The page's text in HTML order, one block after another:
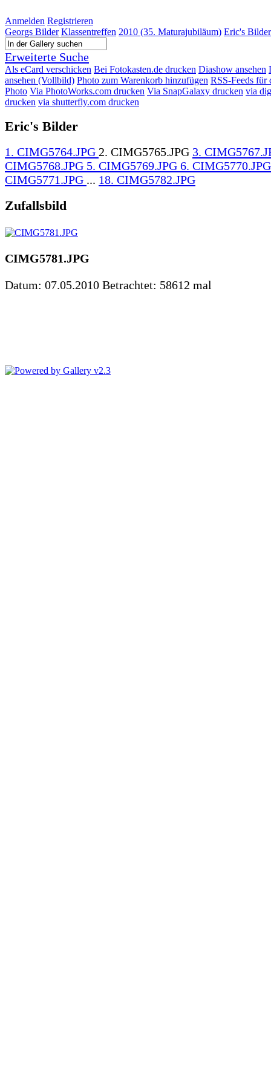
Anmelden Registrieren
Georgs Bilder Klassentreffen 2010 (35. Maturajubiläum) Eric's Bilder
Erweiterte Suche
Als eCard verschicken Bei Fotokasten.de drucken Diashow ansehen
ansehen (Vollbild) Photo zum Warenkorb hinzufügen RSS-Feeds für
Photo Via PhotoWorks.com drucken Via SnapGalaxy drucken via
drucken via shutterfly.com drucken
Eric's Bilder
1. CIMG5764.JPG 2. CIMG5765.JPG 3.
CIMG5768.JPG 5. CIMG5769.JPG 6.
CIMG5771.JPG ... 18. CIMG5782.JPG
Zufallsbild
CIMG5781.JPG
Datum: 07.05.2010 Betrachtet: 58612 mal